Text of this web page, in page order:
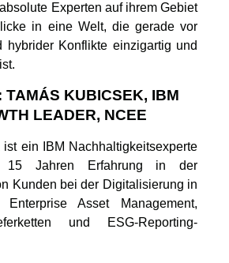
Experten auf ihrem Gebiet
in eine Welt, die gerade vor
hybrider Konflikte einzigartig und
TAMÁS KUBICSEK, IBM
LEADER, NCEE
ist ein IBM Nachhaltigkeitsexperte
Jahren Erfahrung in der
Kunden bei der Digitalisierung in
Asset Management,
und ESG-Reporting-